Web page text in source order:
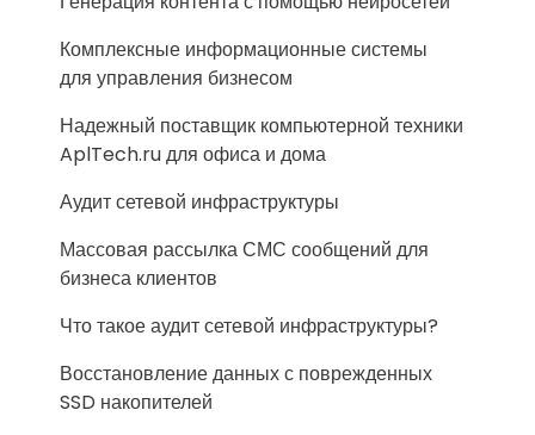
Комплексные информационные системы
для управления бизнесом
Надежный поставщик компьютерной техники
AplTech.ru для офиса и дома
Аудит сетевой инфраструктуры
Массовая рассылка СМС сообщений для
бизнеса клиентов
Что такое аудит сетевой инфраструктуры?
Восстановление данных с поврежденных
SSD накопителей